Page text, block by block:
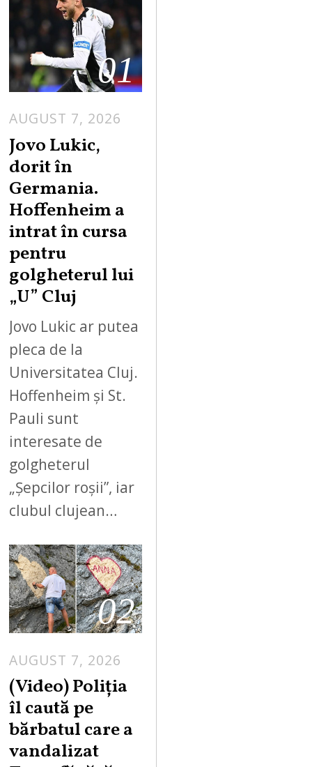
01
AUGUST 7, 2026
Jovo Lukic,
dorit în
Germania.
Hoffenheim a
intrat în cursa
pentru
golgheterul lui
„U” Cluj
Jovo Lukic ar putea
pleca de la
Universitatea Cluj.
Hoffenheim și St.
Pauli sunt
interesate de
golgheterul
„Șepcilor roșii”, iar
clubul clujean…
02
AUGUST 7, 2026
U
G
S
(Video) Poliția
îl caută pe
bărbatul care a
vandalizat